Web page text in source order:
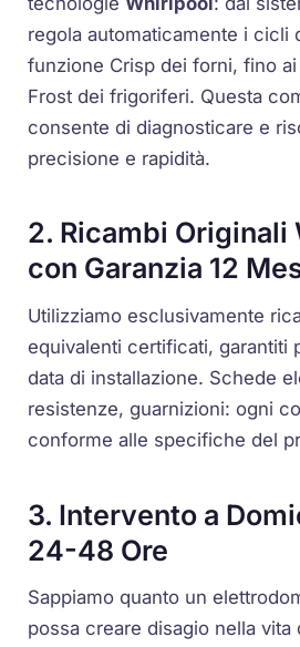
regola automaticamente i cicli
funzione Crisp dei forni, fino
Frost dei frigoriferi. Questa
consente di diagnosticare e
precisione e rapidità.
2. Ricambi Originali
con Garanzia 12
Utilizziamo esclusivamente
equivalenti certificati, garantiti
data di installazione. Schede
resistenze, guarnizioni: ogni
conforme alle specifiche del
3. Intervento a
24-48 Ore
Sappiamo quanto un
possa creare disagio nella vita